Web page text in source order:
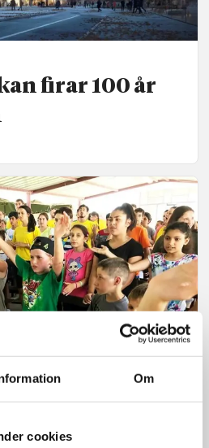
Om
cookies
firar 100 år
på Balkan